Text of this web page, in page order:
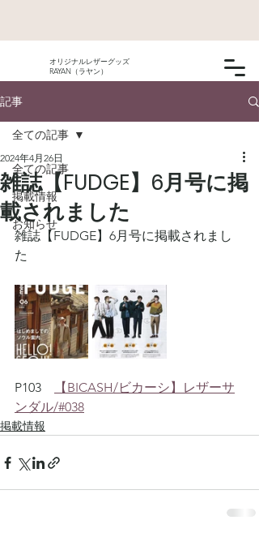
オリジナルレザーグッズ
RAYAN（ラヤン）
記事
全ての記事
掲載情報
お知らせ
全ての記事
雑誌【FUDGE】6月号に掲
載されました
2024年4月26日
雑誌【FUDGE】6月号に掲載されまし
た
P103
【BICASH/ビカーシ】レザーサ
ンダル/#038
掲載情報